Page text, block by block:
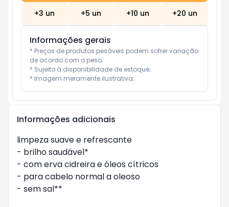
+3 un +5 un +10 un +20 un
Informações gerais
* Preços de produtos pesáveis podem sofrer variação
de acordo com o peso;
* Sujeito à disponibilidade de estoque;
* Imagem meramente ilustrativa;
Informações adicionais
limpeza suave e refrescante
- brilho saudável*
- com erva cidreira e óleos cítricos
- para cabelo normal a oleoso
- sem sal**